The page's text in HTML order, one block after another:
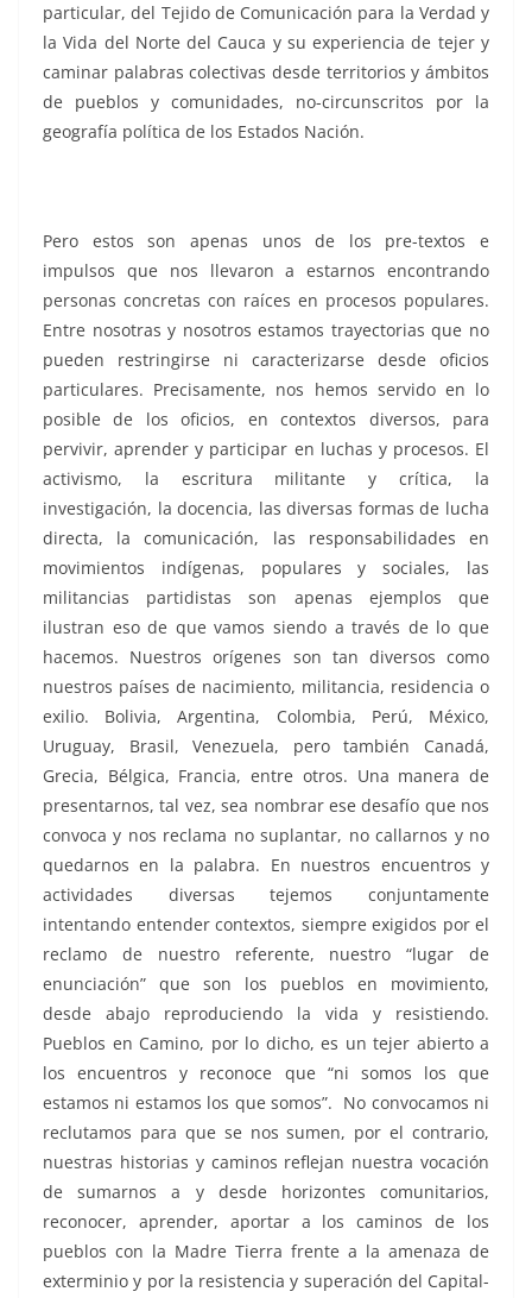
particular, del Tejido de Comunicación para la Verdad y
la Vida del Norte del Cauca y su experiencia de tejer y
caminar palabras colectivas desde territorios y ámbitos
de pueblos y comunidades, no-circunscritos por la
geografía política de los Estados Nación.
Pero estos son apenas unos de los pre-textos e
impulsos que nos llevaron a estarnos encontrando
personas concretas con raíces en procesos populares.
Entre nosotras y nosotros estamos trayectorias que no
pueden restringirse ni caracterizarse desde oficios
particulares. Precisamente, nos hemos servido en lo
posible de los oficios, en contextos diversos, para
pervivir, aprender y participar en luchas y procesos. El
activismo, la escritura militante y crítica, la
investigación, la docencia, las diversas formas de lucha
directa, la comunicación, las responsabilidades en
movimientos indígenas, populares y sociales, las
militancias partidistas son apenas ejemplos que
ilustran eso de que vamos siendo a través de lo que
hacemos. Nuestros orígenes son tan diversos como
nuestros países de nacimiento, militancia, residencia o
exilio. Bolivia, Argentina, Colombia, Perú, México,
Uruguay, Brasil, Venezuela, pero también Canadá,
Grecia, Bélgica, Francia, entre otros. Una manera de
presentarnos, tal vez, sea nombrar ese desafío que nos
convoca y nos reclama no suplantar, no callarnos y no
quedarnos en la palabra. En nuestros encuentros y
actividades diversas tejemos conjuntamente
intentando entender contextos, siempre exigidos por el
reclamo de nuestro referente, nuestro “lugar de
enunciación” que son los pueblos en movimiento,
desde abajo reproduciendo la vida y resistiendo.
Pueblos en Camino, por lo dicho, es un tejer abierto a
los encuentros y reconoce que “ni somos los que
estamos ni estamos los que somos”. No convocamos ni
reclutamos para que se nos sumen, por el contrario,
nuestras historias y caminos reflejan nuestra vocación
de sumarnos a y desde horizontes comunitarios,
reconocer, aprender, aportar a los caminos de los
pueblos con la Madre Tierra frente a la amenaza de
exterminio y por la resistencia y superación del Capital-